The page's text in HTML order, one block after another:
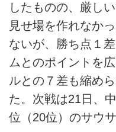
したものの、厳し
見せ場を作れなか
ないが、勝ち点１
ムとのポイントを
ルとの７差も縮め
た。次戦は21日、
位（20位）のサウ